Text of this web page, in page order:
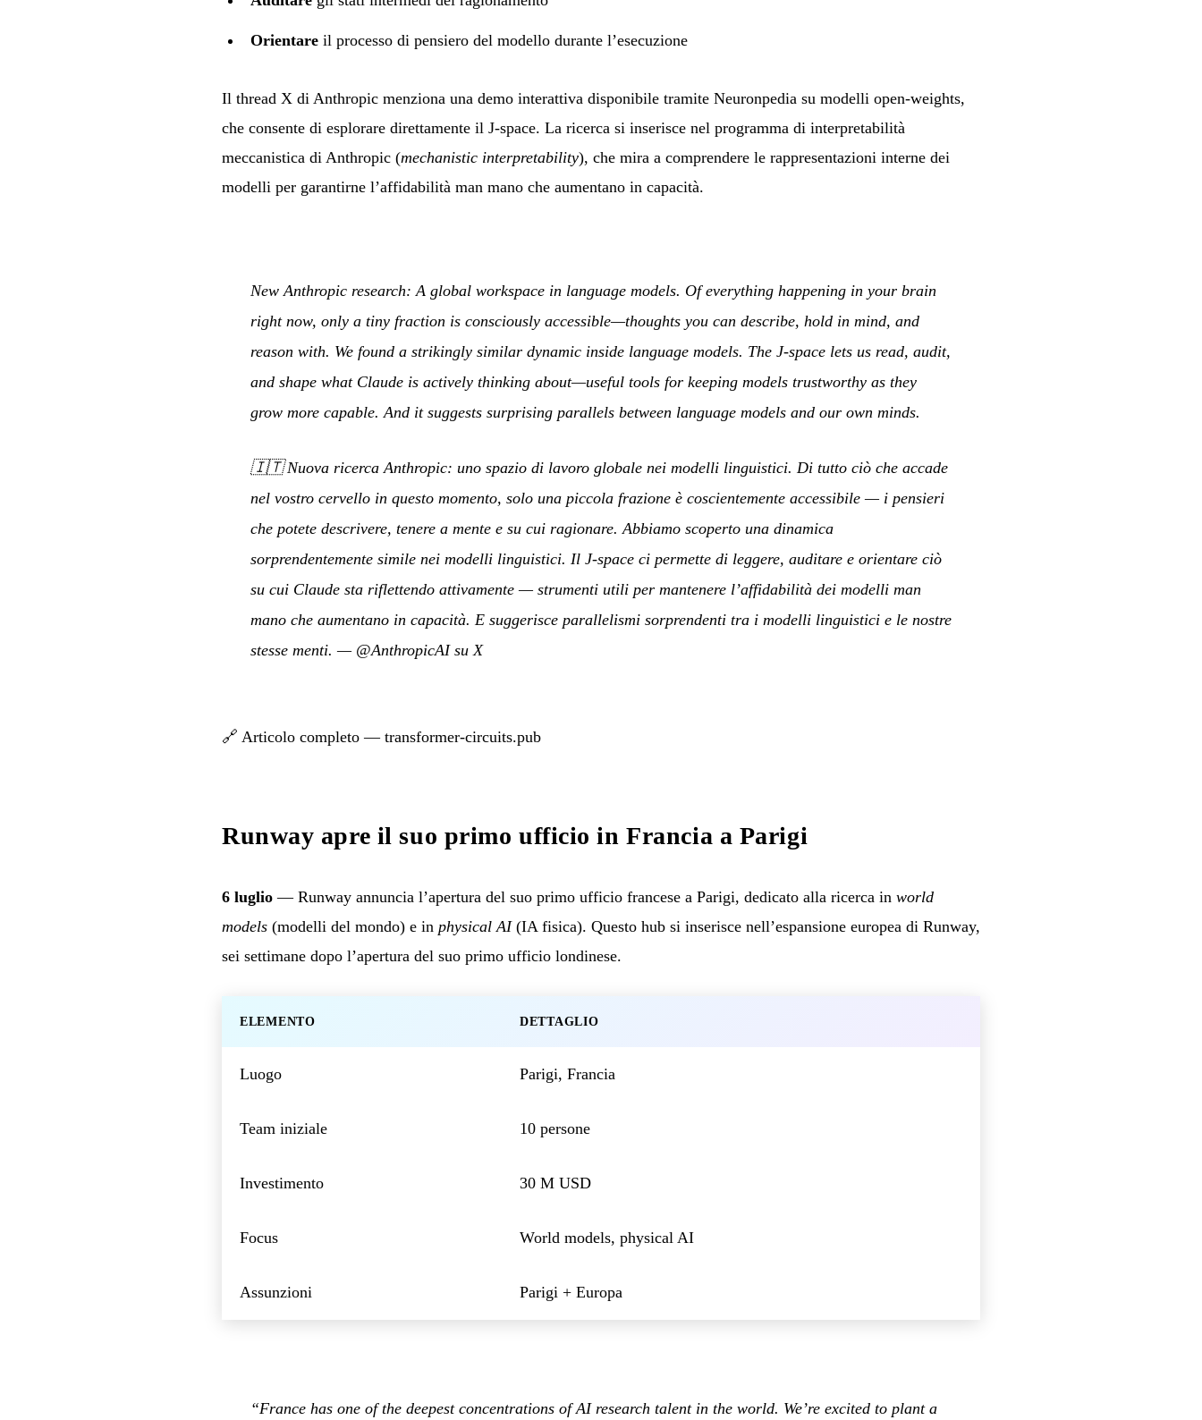
Orientare il processo di pensiero del modello durante l’esecuzione
Il thread X di Anthropic menziona una demo interattiva disponibile tramite Neuronpedia su modelli open-weights,
che consente di esplorare direttamente il J-space. La ricerca si inserisce nel programma di interpretabilità
meccanistica di Anthropic (mechanistic interpretability), che mira a comprendere le rappresentazioni interne dei
modelli per garantirne l’affidabilità man mano che aumentano in capacità.
New Anthropic research: A global workspace in language models. Of everything happening in your brain
right now, only a tiny fraction is consciously accessible—thoughts you can describe, hold in mind, and
reason with. We found a strikingly similar dynamic inside language models. The J-space lets us read, audit,
and shape what Claude is actively thinking about—useful tools for keeping models trustworthy as they
grow more capable. And it suggests surprising parallels between language models and our own minds.
🇮🇹Nuova ricerca Anthropic: uno spazio di lavoro globale nei modelli linguistici. Di tutto ciò che accade
nel vostro cervello in questo momento, solo una piccola frazione è coscientemente accessibile — i pensieri
che potete descrivere, tenere a mente e su cui ragionare. Abbiamo scoperto una dinamica
sorprendentemente simile nei modelli linguistici. Il J-space ci permette di leggere, auditare e orientare ciò
su cui Claude sta riflettendo attivamente — strumenti utili per mantenere l’affidabilità dei modelli man
mano che aumentano in capacità. E suggerisce parallelismi sorprendenti tra i modelli linguistici e le nostre
stesse menti. — @AnthropicAI su X
🔗 Articolo completo — transformer-circuits.pub
Runway apre il suo primo ufficio in Francia a Parigi
6 luglio — Runway annuncia l’apertura del suo primo ufficio francese a Parigi, dedicato alla ricerca in world
models (modelli del mondo) e in physical AI(IA fisica). Questo hub si inserisce nell’espansione europea di Runway,
sei settimane dopo l’apertura del suo primo ufficio londinese.
ELEMENTO DETTAGLIO
Luogo Parigi, Francia
Team iniziale 10 persone
Investimento 30 M USD
Focus World models, physical AI
Assunzioni Parigi + Europa
“France has one of the deepest concentrations of AI research talent in the world. We’re excited to plant a